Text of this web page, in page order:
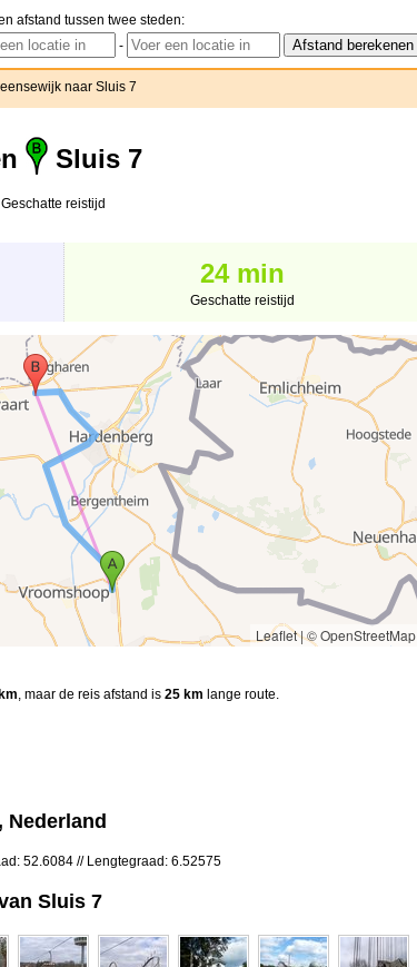
afstand tussen twee steden:
-
naar Sluis 7
Sluis 7
reistijd
24 min
Geschatte reistijd
Leaflet|© OpenStreetMap
, maar de reis afstand is 25 km lange route.
Nederland
52.6084 // Lengtegraad: 6.52575
Sluis 7